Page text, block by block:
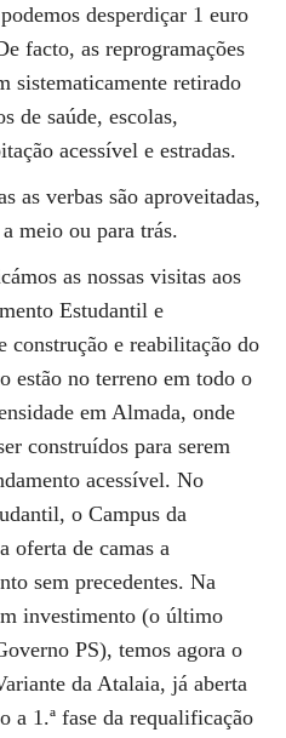
desperdiçar 1 euro
facto, as reprogramações
sistematicamente retirado
de saúde, escolas,
acessível e estradas.
as verbas são aproveitadas,
meio ou para trás.
as nossas visitas aos
Estudantil e
construção e reabilitação do
estão no terreno em todo o
em Almada, onde
construídos para serem
acessível. No
o Campus da
oferta de camas a
sem precedentes. Na
investimento (o último
PS), temos agora o
da Atalaia, já aberta
a 1.ª fase da requalificação